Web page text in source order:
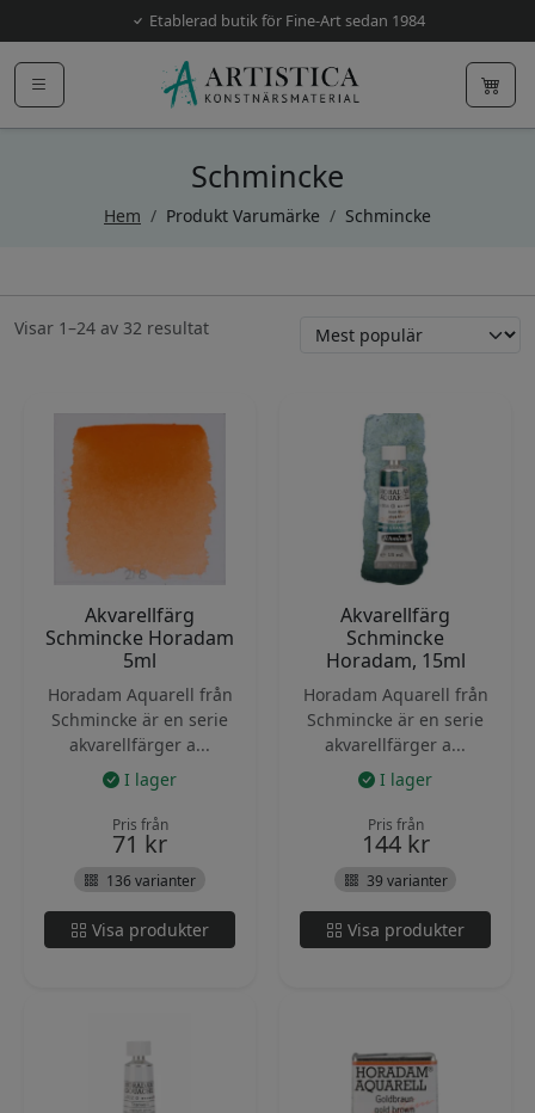
Etablerad butik för Fine-Art sedan 1984
Schmincke
Hem / Produkt Varumärke / Schmincke
Visar 1–24 av 32 resultatSortera
Akvarellfärg
Schmincke Horadam
5ml
Horadam Aquarell från
Schmincke är en serie
akvarellfärger a...
I lager
Pris från
71 kr
136 varianter
Visa produkter
Akvarellfärg
Schmincke
Horadam, 15ml
Horadam Aquarell från
Schmincke är en serie
akvarellfärger a...
I lager
Pris från
144 kr
39 varianter
Visa produkter